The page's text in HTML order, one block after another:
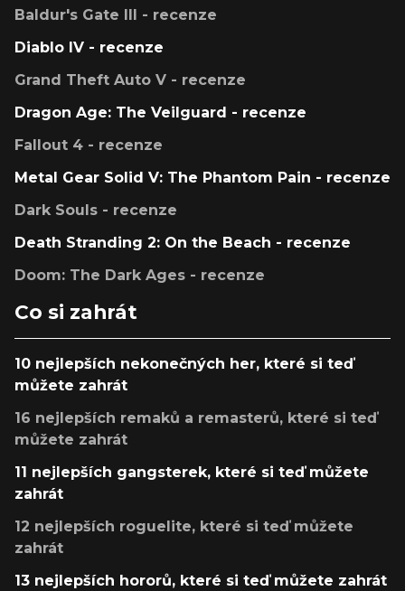
Baldur's Gate III - recenze
Diablo IV - recenze
Grand Theft Auto V - recenze
Dragon Age: The Veilguard - recenze
Fallout 4 - recenze
Metal Gear Solid V: The Phantom Pain - recenze
Dark Souls - recenze
Death Stranding 2: On the Beach - recenze
Doom: The Dark Ages - recenze
Co si zahrát
10 nejlepších nekonečných her, které si teď
můžete zahrát
16 nejlepších remaků a remasterů, které si teď
můžete zahrát
11 nejlepších gangsterek, které si teď můžete
zahrát
12 nejlepších roguelite, které si teď můžete
zahrát
13 nejlepších hororů, které si teď můžete zahrát